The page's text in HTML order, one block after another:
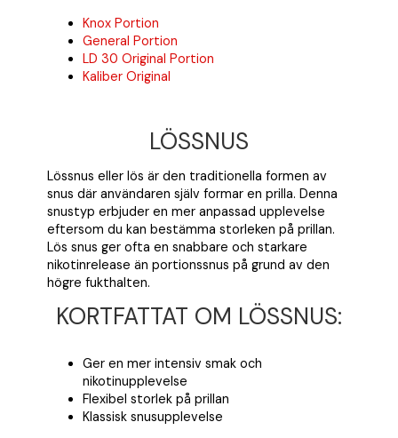
Knox Portion
General Portion
LD 30 Original Portion
Kaliber Original
LÖSSNUS
Lössnus eller lös är den traditionella formen av
snus där användaren själv formar en prilla. Denna
snustyp erbjuder en mer anpassad upplevelse
eftersom du kan bestämma storleken på prillan.
Lös snus ger ofta en snabbare och starkare
nikotinrelease än portionssnus på grund av den
högre fukthalten.
KORTFATTAT OM LÖSSNUS:
Ger en mer intensiv smak och
nikotinupplevelse
Flexibel storlek på prillan
Klassisk snusupplevelse